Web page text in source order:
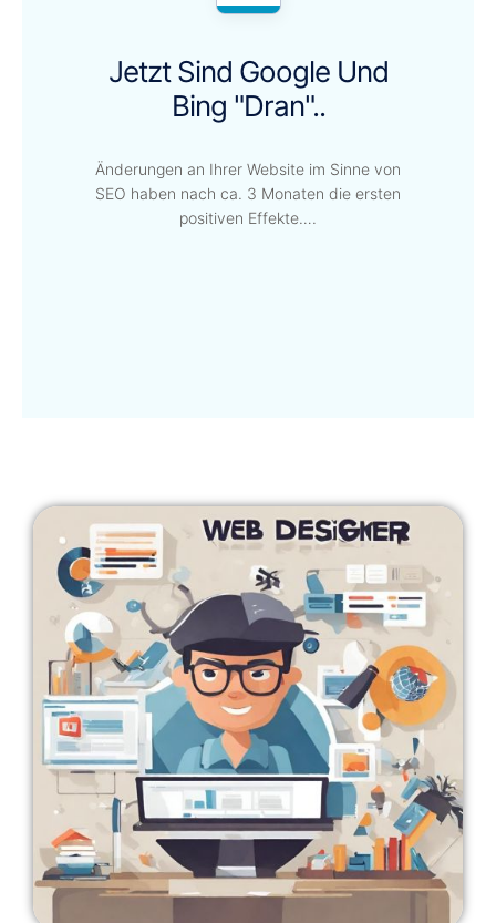
Jetzt Sind Google Und
Bing "dran"..
Änderungen an Ihrer Website im Sinne von
SEO haben nach ca. 3 Monaten die ersten
positiven Effekte….